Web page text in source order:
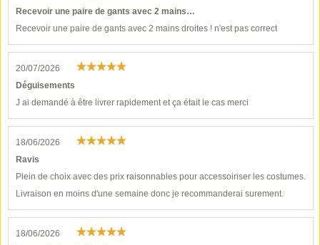
Recevoir une paire de gants avec 2 mains…
Recevoir une paire de gants avec 2 mains droites ! n'est pas correct
20/07/2026
Déguisements
J ai demandé à être livrer rapidement et ça était le cas merci
18/06/2026
Ravis
Plein de choix avec des prix raisonnables pour accessoiriser les costumes.
Livraison en moins d'une semaine donc je recommanderai surement.
18/06/2026